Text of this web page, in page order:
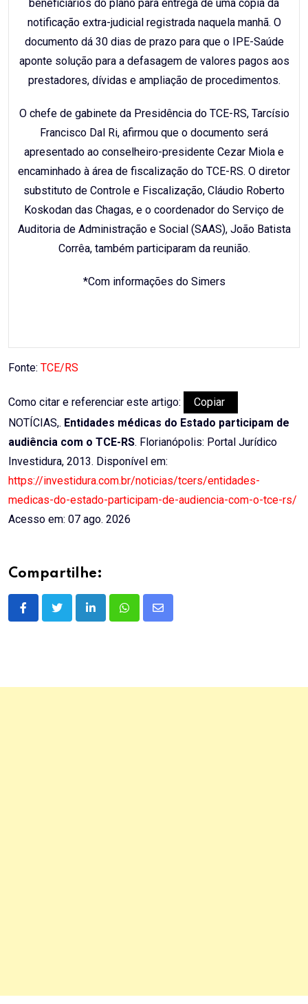
beneficiários do plano para entrega de uma cópia da
notificação extra-judicial registrada naquela manhã. O
documento dá 30 dias de prazo para que o IPE-Saúde
aponte solução para a defasagem de valores pagos aos
prestadores, dívidas e ampliação de procedimentos.
O chefe de gabinete da Presidência do TCE-RS, Tarcísio
Francisco Dal Ri, afirmou que o documento será
apresentado ao conselheiro-presidente Cezar Miola e
encaminhado à área de fiscalização do TCE-RS. O diretor
substituto de Controle e Fiscalização, Cláudio Roberto
Koskodan das Chagas, e o coordenador do Serviço de
Auditoria de Administração e Social (SAAS), João Batista
Corrêa, também participaram da reunião.
*Com informações do Simers
Fonte: TCE/RS
Como citar e referenciar este artigo:
Copiar
NOTÍCIAS,. Entidades médicas do Estado participam de
audiência com o TCE-RS. Florianópolis: Portal Jurídico
Investidura, 2013. Disponível em:
https://investidura.com.br/noticias/tcers/entidades-
medicas-do-estado-participam-de-audiencia-com-o-tce-rs/
Acesso em: 07 ago. 2026
Compartilhe:
LinkedInWhatsappShare